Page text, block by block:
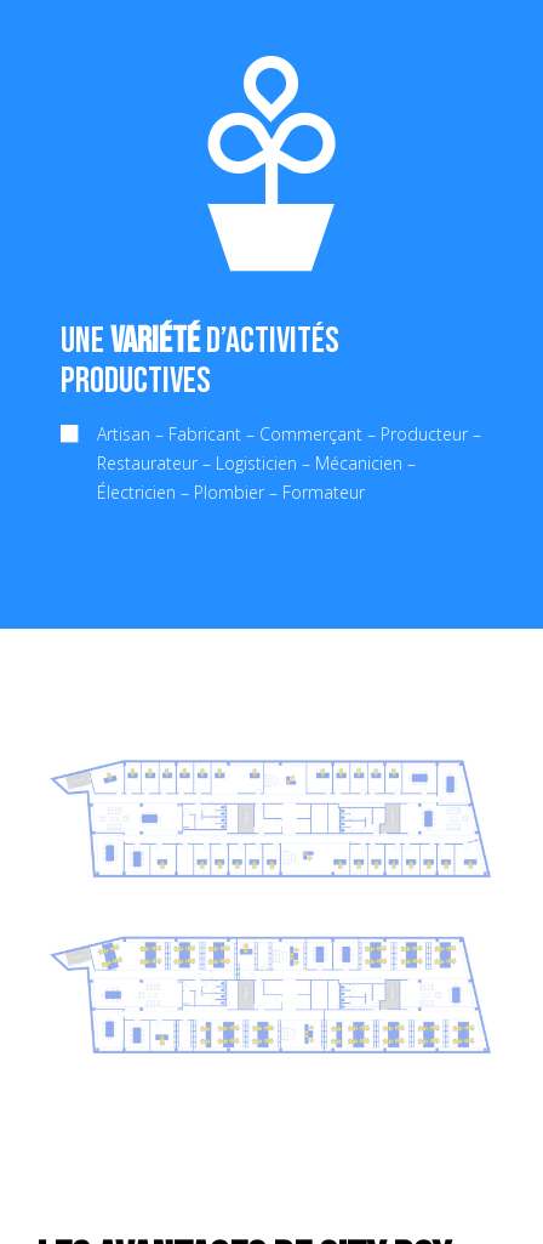
Unevariétéd’activités
productives
Artisan – Fabricant – Commerçant – Producteur –
Restaurateur – Logisticien – Mécanicien –
Électricien – Plombier – Formateur